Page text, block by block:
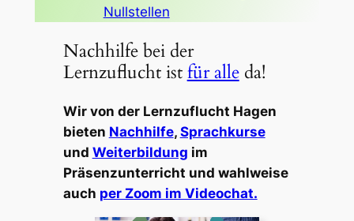
Nullstellen
Nachhilfe bei der
Lernzuflucht istfür alleda!
Wir von der Lernzuflucht Hagen
bieten Nachhilfe, Sprachkurse
und Weiterbildung im
Präsenzunterricht und wahlweise
auch per Zoom im Videochat.